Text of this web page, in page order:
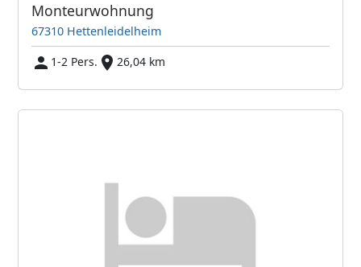
Monteurwohnung
67310 Hettenleidelheim
1-2 Pers.
26,04 km